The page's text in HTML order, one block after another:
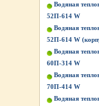
Водяная
52П-614 W
Водяная
52П-614 W
Водяная
60П-314 W
Водяная
70П-414 W
Водяная